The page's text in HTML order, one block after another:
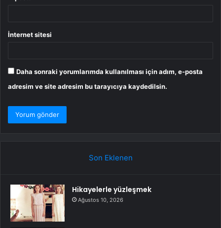
İnternet sitesi
Daha sonraki yorumlarımda kullanılması için adım, e-posta
adresim ve site adresim bu tarayıcıya kaydedilsin.
Son Eklenen
Hikayelerle yüzleşmek
Ağustos 10, 2026